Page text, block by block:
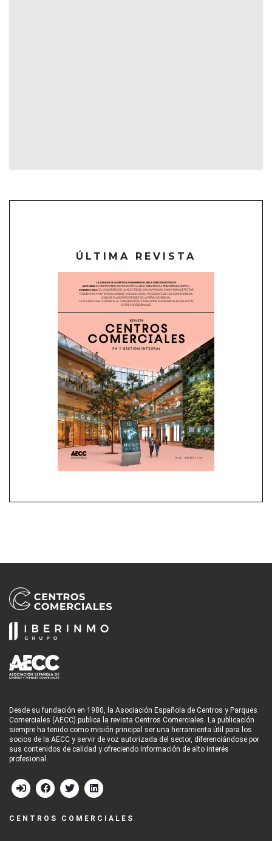
ÚLTIMA REVISTA
Desde su fundación en 1980, la Asociación Española de Centros y Parques
Comerciales (AECC) publica la revista Centros Comerciales. La publicación
siempre ha tenido como misión principal ser una herramienta útil para los
socios de la AECC y servir de voz autorizada del sector, diferenciándose por
sus contenidos de calidad y ofreciendo información de alto interés
profesional.
CENTROS COMERCIALES